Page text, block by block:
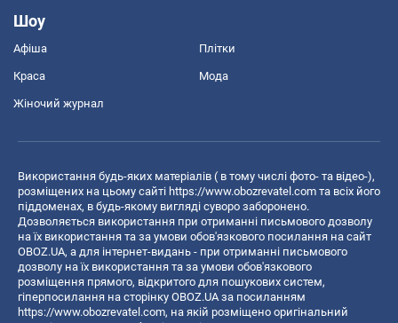
Шоу
Афіша Плітки
Краса Мода
Жіночий журнал
Використання будь-яких матеріалів ( в тому числі фото- та відео-),
розміщених на цьому сайті https://www.obozrevatel.com та всіх його
піддоменах, в будь-якому вигляді суворо заборонено.
Дозволяється використання при отриманні письмового дозволу
на їх використання та за умови обов'язкового посилання на сайт
OBOZ.UA, а для інтернет-видань - при отриманні письмового
дозволу на їх використання та за умови обов'язкового
розміщення прямого, відкритого для пошукових систем,
гіперпосилання на сторінку OBOZ.UA за посиланням
https://www.obozrevatel.com, на якій розміщено оригінальний